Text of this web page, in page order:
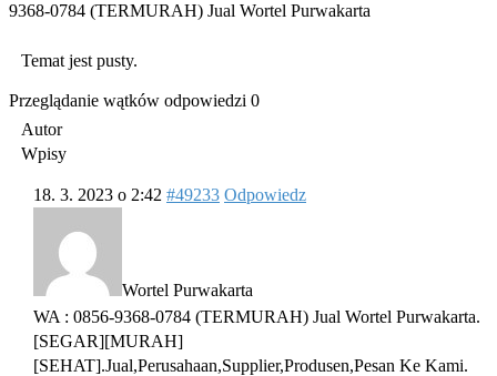
9368-0784 (TERMURAH) Jual Wortel Purwakarta
Temat jest pusty.
Przeglądanie wątków odpowiedzi 0
Autor
Wpisy
18. 3. 2023 o 2:42 #49233 Odpowiedz
Wortel Purwakarta
WA : 0856-9368-0784 (TERMURAH) Jual Wortel Purwakarta.
[SEGAR][MURAH]
[SEHAT].Jual,Perusahaan,Supplier,Produsen,Pesan Ke Kami.